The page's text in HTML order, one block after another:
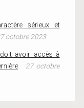
sérieux et
octobre 2023
avoir accès à
27 octobre